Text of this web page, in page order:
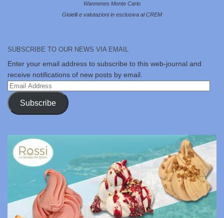
Wannenes Monte Carlo
Gioielli e valutazioni in esclusiva al CREM
SUBSCRIBE TO OUR NEWS VIA EMAIL
Enter your email address to subscribe to this web-journal and
receive notifications of new posts by email.
Email
Address
Subscribe